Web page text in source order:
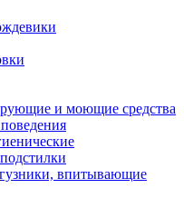
и моющие средства
впитывающие